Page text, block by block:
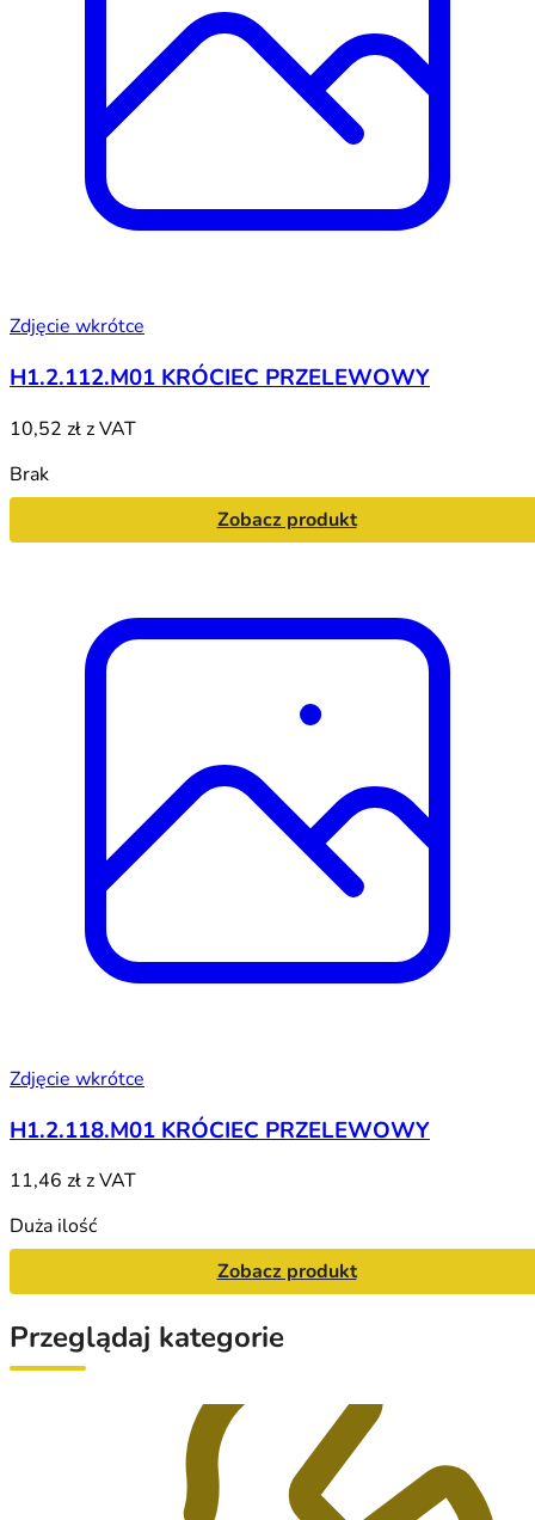
Zdjęcie wkrótce
H1.2.112.M01 KRÓCIEC PRZELEWOWY
10,52 złz VAT
Brak
Zobacz produkt
Zdjęcie wkrótce
H1.2.118.M01 KRÓCIEC PRZELEWOWY
11,46 złz VAT
Duża ilość
Zobacz produkt
Przeglądaj kategorie